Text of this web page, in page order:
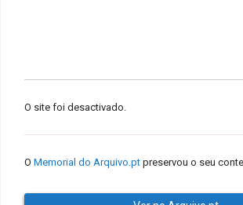
O site foi desactivado.
O Memorial do Arquivo.pt preservou o seu